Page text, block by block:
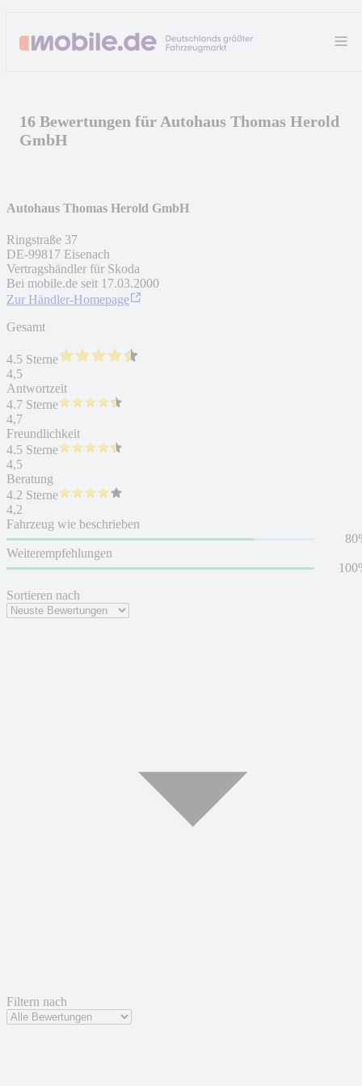
16 Bewertungen für Autohaus Thomas Herold
GmbH
Sortieren nach
Filtern nach
Autohaus Thomas Herold GmbH
Ringstraße 37
DE-99817 Eisenach
Vertragshändler für Skoda
Bei mobile.de seit 17.03.2000
Zur Händler-Homepage
Gesamt
4.5 Sterne
4,5
Antwortzeit
4.7 Sterne
4,7
Freundlichkeit
4.5 Sterne
4,5
Beratung
4.2 Sterne
4,2
Fahrzeug wie beschrieben
Weiterempfehlungen